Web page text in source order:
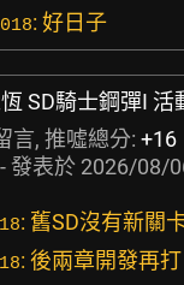
: 好日子
SD騎士鋼彈I 活
言, 推噓總分: +16
- 發表於 2026/08/
: 舊SD沒有新關
: 後兩章開發再